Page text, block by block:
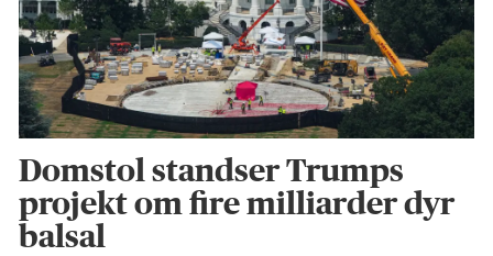
Domstol standser Trumps
projekt om fire milliarder dyr
balsal